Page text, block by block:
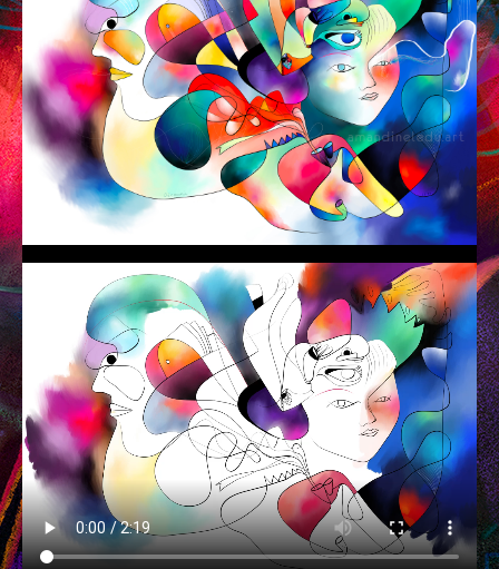
AU FIL
MINES DE COULEURS
POUPÉES DE CIRE
L’INK
CARNET DE VOYAGES
PEINTURE
RACINES CARRÉES
PETIT BOIS
PAPIERS BAVARDS
TISSUS
BOUTIQUE EN LIGNE
CONTACTS